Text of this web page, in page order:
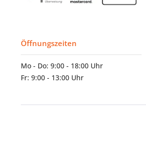
Öffnungszeiten
Mo - Do: 9:00 - 18:00 Uhr
Fr: 9:00 - 13:00 Uhr